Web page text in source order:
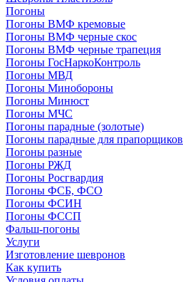
Погоны
Погоны ВМФ кремовые
Погоны ВМФ черные скос
Погоны ВМФ черные трапеция
Погоны ГосНаркоКонтроль
Погоны МВД
Погоны Минобороны
Погоны Минюст
Погоны МЧС
Погоны парадные (золотые)
Погоны парадные для прапорщиков
Погоны разные
Погоны РЖД
Погоны Росгвардия
Погоны ФСБ, ФСО
Погоны ФСИН
Погоны ФССП
Фальш-погоны
Услуги
Изготовление шевронов
Как купить